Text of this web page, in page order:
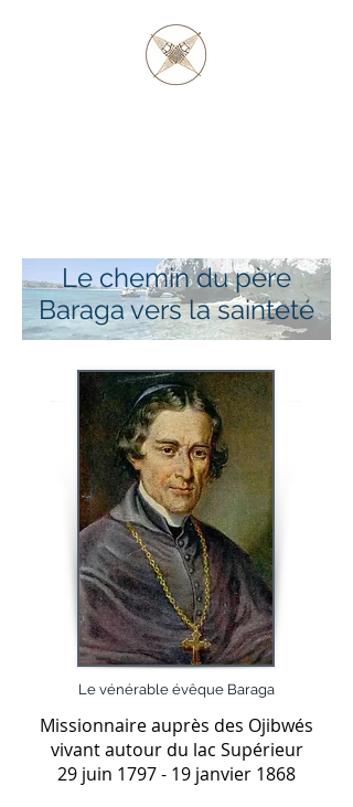
Le chemin du père
Baraga vers la sainteté
Le vénérable évêque Baraga
Missionnaire auprès des Ojibwés
vivant autour du lac Supérieur
29 juin 1797 - 19 janvier 1868